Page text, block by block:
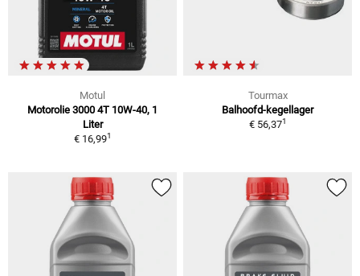
Motul
Motorolie 3000 4T 10W-40, 1
Liter
€ 16,991
Tourmax
Balhoofd-kegellager
€ 56,371